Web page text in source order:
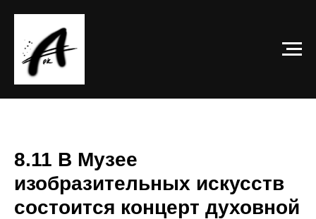
8.11 В Музее
изобразительных искусств
состоится концерт духовной